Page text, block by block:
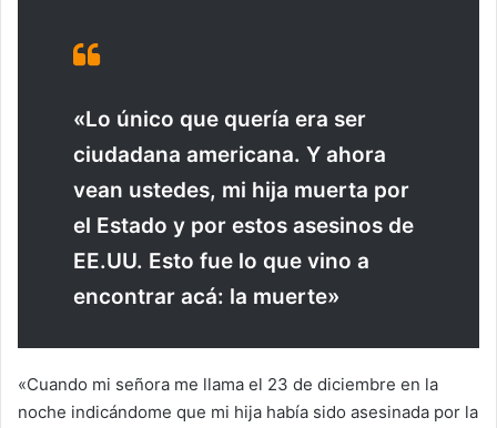
«Lo único que quería era ser
ciudadana americana. Y ahora
vean ustedes, mi hija muerta por
el Estado y por estos asesinos de
EE.UU. Esto fue lo que vino a
encontrar acá: la muerte»
«Cuando mi señora me llama el 23 de diciembre en la
noche indicándome que mi hija había sido asesinada por la